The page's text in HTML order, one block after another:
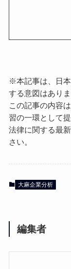
※本記事は、日
する意図はありま
この記事の内容
習の一環として
法律に関する最
さい。
大麻企業分析
編集者